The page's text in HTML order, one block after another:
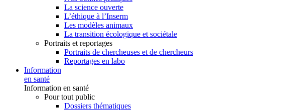
La science ouverte
L’éthique à l’Inserm
Les modèles animaux
La transition écologique et sociétale
Portraits et reportages
Portraits de chercheuses et de chercheurs
Reportages en labo
Information
en santé
Information en santé
Pour tout public
Dossiers thématiques